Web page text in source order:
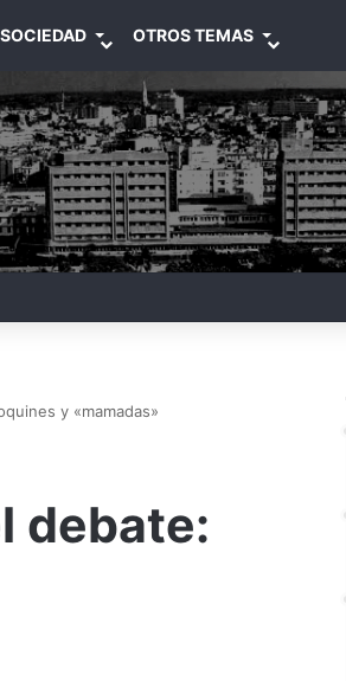
OTROS TEMAS
y «mamadas»
debate: